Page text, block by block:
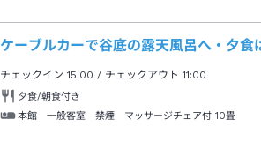
ケーブルカーで谷底の露天風呂へ・夕食
チェックイン15:00 / チェックアウト 11:00
夕食/朝食付き
本館 一般客室 禁煙 マッサージチェア付 10畳